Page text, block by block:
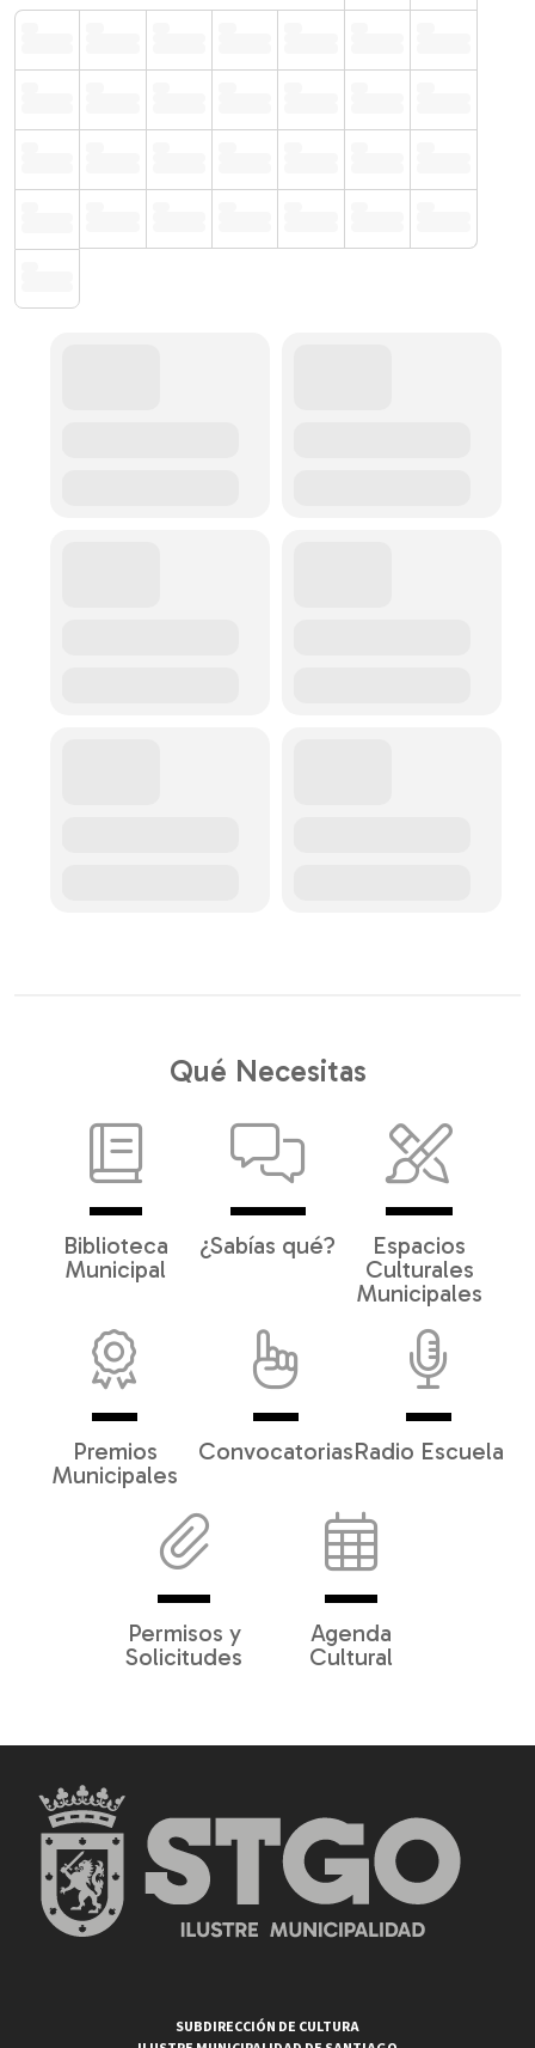
Qué Necesitas
Biblioteca
Municipal
¿Sabías qué?
Espacios
Culturales
Municipales
Premios
Municipales
ConvocatoriasRadio Escuela
Permisos y
Solicitudes
Agenda
Cultural
SUBDIRECCIÓN DE CULTURA